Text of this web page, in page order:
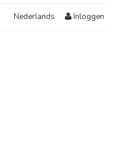
Nederlands Inloggen